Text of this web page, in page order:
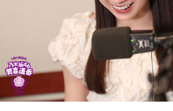
また、菅井は競馬の仕事をきっかけに
うで、東京都内にある「BafunYasai TCC
ことがあるという。そこで新鮮な野菜を
ッズを購入した経験を紹介し、店舗で
につながることから、興味を持った人へ
かけた。